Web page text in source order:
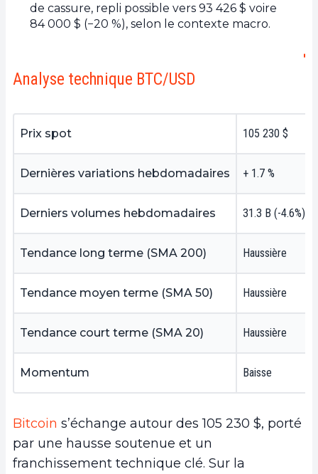
de cassure, repli possible vers 93 426 $ voire
84 000 $ (−20 %), selon le contexte macro.
Analyse technique BTC/USD
Prix spot 105 230 $
Dernières variations hebdomadaires + 1.7 %
Derniers volumes hebdomadaires 31.3 B (-4.6%)
Tendance long terme (SMA 200) Haussière
Tendance moyen terme (SMA 50) Haussière
Tendance court terme (SMA 20) Haussière
Momentum Baisse
Bitcoin s’échange autour des 105 230 $, porté
par une hausse soutenue et un
franchissement technique clé. Sur la